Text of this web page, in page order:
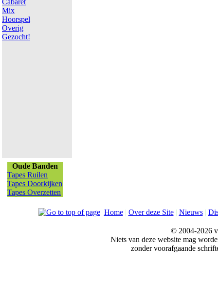
Cabaret
Mix
Hoorspel
Overig
Gezocht!
Oude Banden
Tapes Ruilen
Tapes Doorkijken
Tapes Overzetten
Home| Over deze Site| Nieuws|
© 2004-2026
Niets van deze website mag
zonder voorafgaande